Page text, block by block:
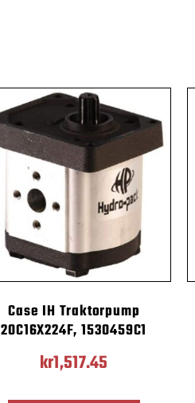
Case IH Traktorpump
20C16X224F, 1530459C1
kr1,517.45